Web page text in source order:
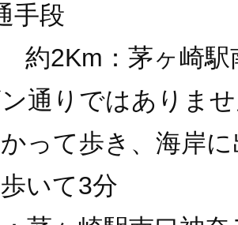
手段
約2Km：茅ヶ崎駅
ン通りではありま
って歩き、海岸
いて3分